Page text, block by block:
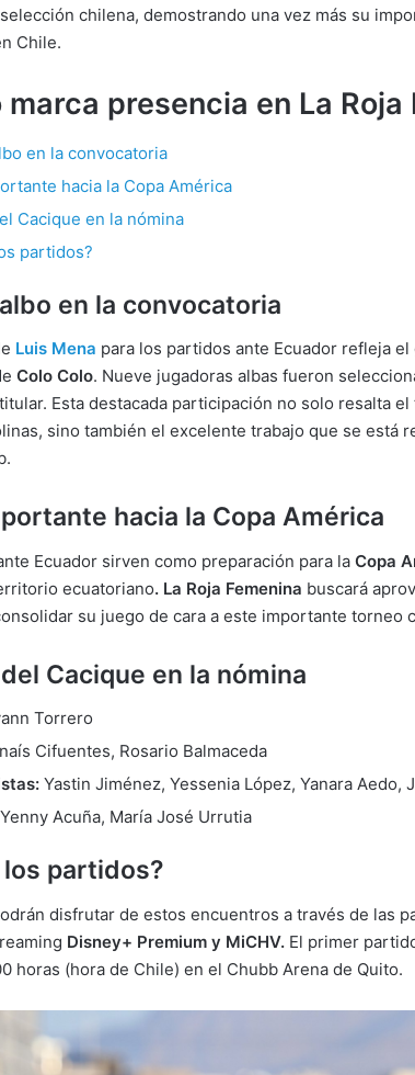
chilena, demostrando una vez más su
Chile.
marca presencia en La Roja
en la convocatoria
hacia la Copa América
Cacique en la nómina
partidos?
en la convocatoria
Luis Mena para los partidos ante Ecuador refleja
Colo Colo. Nueve jugadoras albas fueron
Esta destacada participación no solo resalta
sino también el excelente trabajo que se está
hacia la Copa América
Ecuador sirven como preparación para la Copa
ecuatoriano. La Roja Femenina buscará
su juego de cara a este importante torneo
Cacique en la nómina
Torrero
Cifuentes, Rosario Balmaceda
Yastin Jiménez, Yessenia López, Yanara Aedo,
Yenny Acuña, María José Urrutia
partidos?
disfrutar de estos encuentros a través de las
Disney+ Premium y MiCHV. El primer
horas (hora de Chile) en el Chubb Arena de Quito.